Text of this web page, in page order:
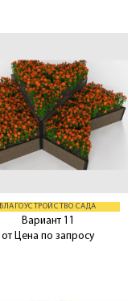
БЛАГОУСТРОЙСТВО САДА
Вариант 11
от Цена по запросу